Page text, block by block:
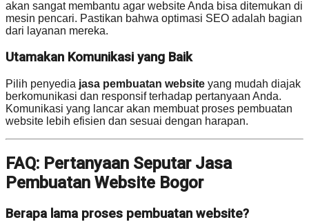
akan sangat membantu agar website Anda bisa ditemukan di
mesin pencari. Pastikan bahwa optimasi SEO adalah bagian
dari layanan mereka.
Utamakan Komunikasi yang Baik
Pilih penyedia jasa pembuatan website yang mudah diajak
berkomunikasi dan responsif terhadap pertanyaan Anda.
Komunikasi yang lancar akan membuat proses pembuatan
website lebih efisien dan sesuai dengan harapan.
FAQ: Pertanyaan Seputar Jasa
Pembuatan Website Bogor
Berapa lama proses pembuatan website?